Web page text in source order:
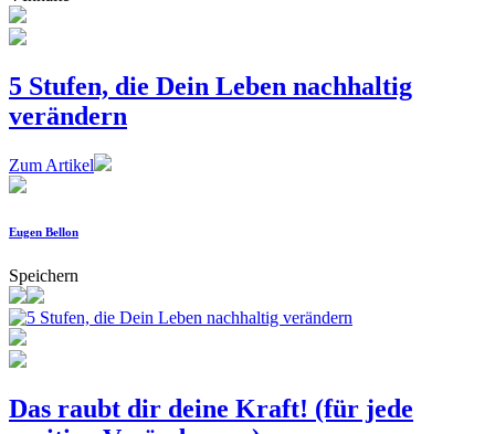
5 Stufen, die Dein Leben nachhaltig
verändern
Zum Artikel
Eugen Bellon
Speichern
Das raubt dir deine Kraft! (für jede